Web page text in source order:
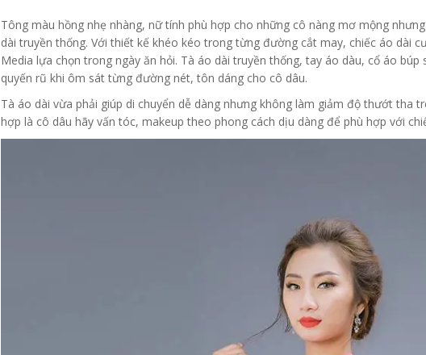
Tông màu hồng nhẹ nhàng, nữ tính phù hợp cho những cô nàng mơ mộng
dài truyền thống. Với thiết kế khéo kéo trong từng đường cắt may, chiếc áo dài
Media lựa chọn trong ngày ăn hỏi. Tà áo dài truyền thống, tay áo dàu, cổ áo
quyến rũ khi ôm sát từng đường nét, tôn dáng cho cô dâu.
Tà áo dài vừa phải giúp di chuyển dễ dàng nhưng không làm giảm độ thướt tha
hợp là cô dâu hãy vấn tóc, makeup theo phong cách dịu dàng để phù hợp với